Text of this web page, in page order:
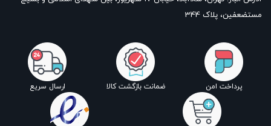
مستضعفین، پلاک 344
پرداخت امن ضمانت بازگشت کالا ارسال سریع